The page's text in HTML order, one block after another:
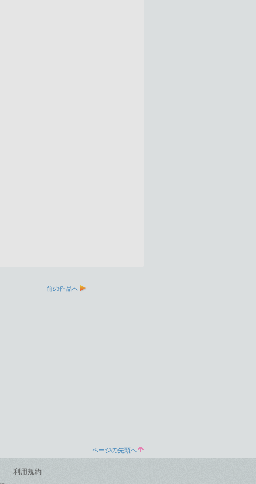
前の作品へ
ページの先頭へ
利用規約